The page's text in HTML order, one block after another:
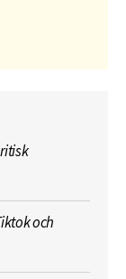
och